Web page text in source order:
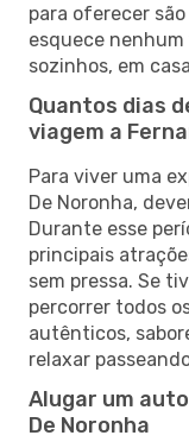
para oferecer
esquece
sozinhos, em
Quantos dias
viagem a
Para viver uma
De Noronha,
Durante esse
principais
sem pressa. Se
percorrer todos
autênticos,
relaxar
Alugar um
De Noronha